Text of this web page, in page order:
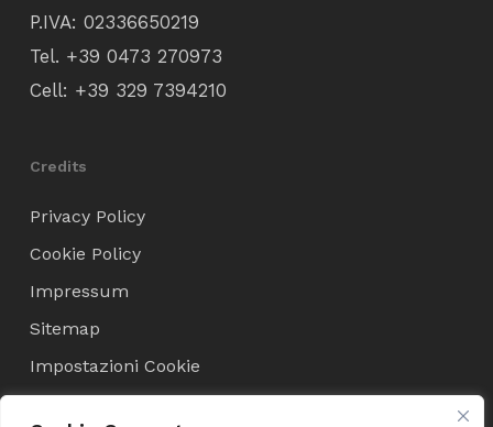
P.IVA: 02336650219
Tel. +39 0473 270973
Cell: +39 329 7394210
Credits
Privacy Policy
Cookie Policy
Impressum
Sitemap
Impostazioni Cookie